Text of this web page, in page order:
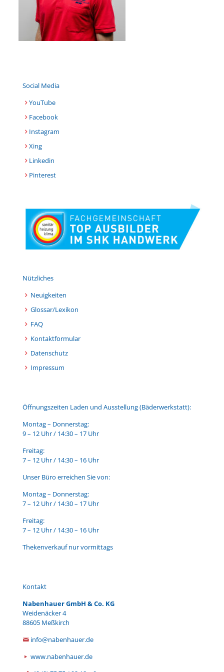
Social Media
YouTube
Facebook
Instagram
Xing
Linkedin
Pinterest
Nützliches
Neuigkeiten
Glossar/Lexikon
FAQ
Kontaktformular
Datenschutz
Impressum
Öffnungszeiten Laden und Ausstellung (Bäderwerkstatt):
Montag – Donnerstag:
9 – 12 Uhr / 14:30 – 17 Uhr
Freitag:
7 – 12 Uhr / 14:30 – 16 Uhr
Unser Büro erreichen Sie von:
Montag – Donnerstag:
7 – 12 Uhr / 14:30 – 17 Uhr
Freitag:
7 – 12 Uhr / 14:30 – 16 Uhr
Thekenverkauf nur vormittags
Kontakt
Nabenhauer GmbH & Co. KG
Weidenäcker 4
88605 Meßkirch
info@nabenhauer.de
www.nabenhauer.de